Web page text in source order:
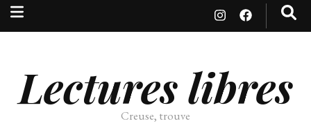
Lectures libres
Creuse, trouve